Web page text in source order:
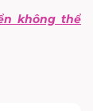
không thể